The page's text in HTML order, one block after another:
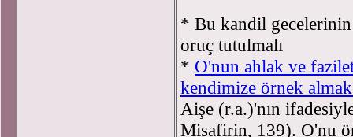
* Bu kandil
oruç tutulmalı
* O'nun ahlak ve
kendimize örnek
Aişe (r.a.)'nın
Misafirin, 139). O'nu